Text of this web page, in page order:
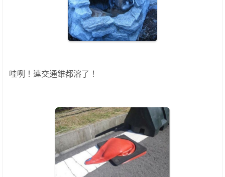
哇咧！連交通錐都溶了！